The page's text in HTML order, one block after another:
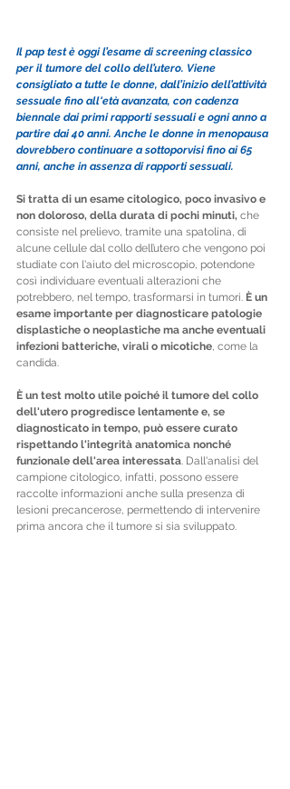
Il pap test è oggi l’esame di screening classico
per il tumore del collo dell’utero. Viene
consigliato a tutte le donne, dall’inizio dell’attività
sessuale fino all'età avanzata, con cadenza
biennale dai primi rapporti sessuali e ogni anno a
partire dai 40 anni. Anche le donne in menopausa
dovrebbero continuare a sottoporvisi fino ai 65
anni, anche in assenza di rapporti sessuali.
Si tratta di un esame citologico, poco invasivo e
non doloroso, della durata di pochi minuti, che
consiste nel prelievo, tramite una spatolina, di
alcune cellule dal collo dell’utero che vengono poi
studiate con l'aiuto del microscopio, potendone
così individuare eventuali alterazioni che
potrebbero, nel tempo, trasformarsi in tumori. È un
esame importante per diagnosticare patologie
displastiche o neoplastiche ma anche eventuali
infezioni batteriche, virali o micotiche, come la
candida.
È un test molto utile poiché il tumore del collo
dell'utero progredisce lentamente e, se
diagnosticato in tempo, può essere curato
rispettando l'integrità anatomica nonché
funzionale dell'area interessata. Dall'analisi del
campione citologico, infatti, possono essere
raccolte informazioni anche sulla presenza di
lesioni precancerose, permettendo di intervenire
prima ancora che il tumore si sia sviluppato.